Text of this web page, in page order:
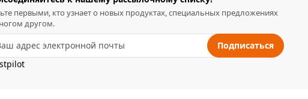
первыми, кто узнает о новых продуктах, специальных предложениях
другом.
Подписаться